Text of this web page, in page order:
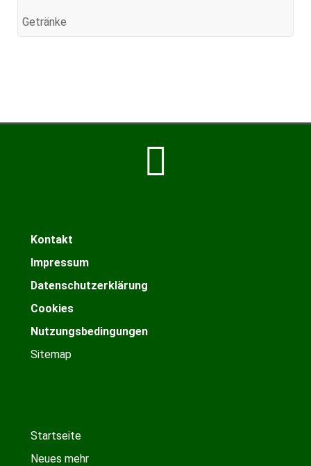
Getränke
Kontakt
Impressum
Datenschutzerklärung
Cookies
Nutzungsbedingungen
Sitemap
Startseite
Neues mehr